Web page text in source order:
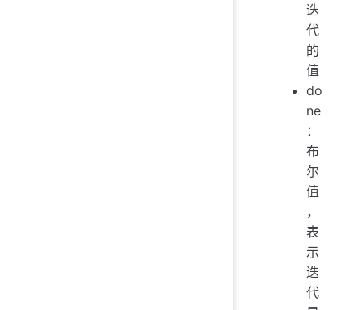
迭
代
的
值
do
ne
：
布
尔
值
，
表
示
迭
代